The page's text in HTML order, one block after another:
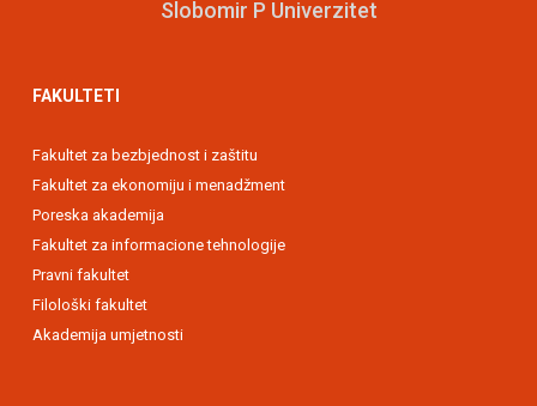
Slobomir P Univerzitet
FAKULTETI
Fakultet za bezbjednost i zaštitu
Fakultet za ekonomiju i menadžment
Poreska akademija
Fakultet za informacione tehnologije
Pravni fakultet
Filološki fakultet
Akademija umjetnosti